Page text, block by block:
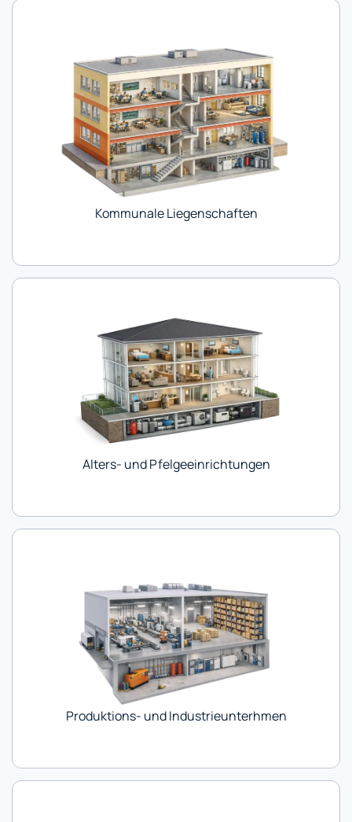
Kommunale Liegenschaften
Alters- und Pfelgeeinrichtungen
Produktions- und Industrieunterhmen